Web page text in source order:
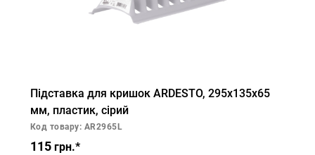
Підставка для кришок ARDESTO, 295х135х65
мм, пластик, сірий
Код товару: AR2965L
115 грн.*